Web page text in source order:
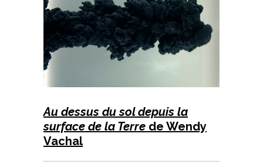
Au dessus du sol depuis la
surface de la Terre de Wendy
Vachal